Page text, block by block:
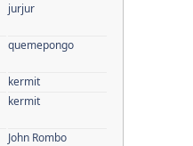
jurjur
quemepongo
kermit
kermit
John Rombo